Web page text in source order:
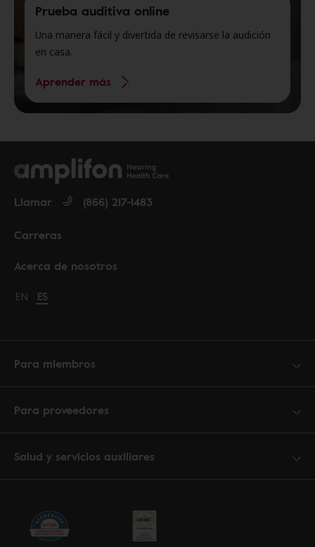
Prueba auditiva online
Una manera fácil y divertida de revisarse la audición
en casa.
Aprender más
Acerca de nosotros
Carreras
Llamar (866) 217-1483
Change language to English
EN Cambiar idioma a español
ES
Para miembros
Para proveedores
Salud y servicios auxiliares